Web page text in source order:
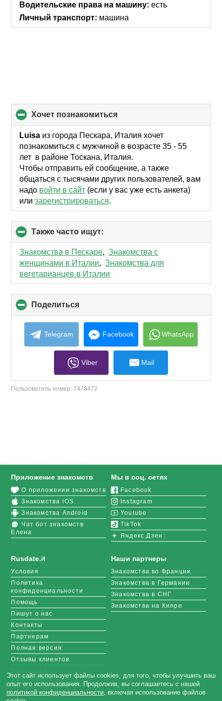
Водительские права на машину: есть
Личный транспорт: машина
хочет познакомиться
to
collapse
contents
Luisa из города Пескара, Италия хочет
познакомиться с мужчиной в возрасте 35 - 55
лет в районе Тоскана, Италия.
Чтобы отправить ей сообщение, а также
общаться с тысячами других пользователей, вам
надо войти в сайт (если у вас уже есть анкета)
илизарегистрироваться.
Также часто ищут:
to
collapse
contents
Знакомства в Пескаре,Знакомства с
женщинами в Италии,Знакомства для
вегетарианцев в Италии
Поделиться
to
collapse
contents
Telegram Facebook WhatsApp
Viber Mail
Пользователь номер:7478472
Rusdate.it
Условия
Политика
конфиденциальности
Помощь
Пишут о нас
Контакты
Партнерам
Полная версия
Отзывы клиентов
ограниченными
возможностями
Приложение знакомств
О приложении знакомств
Знакомства iOS
Знакомства Android
Чат бот знакомств
Елена
Мы в соц. сетях
Facebook
Instagram
Youtube
TikTok
Яндекс.Дзен
Наши партнеры
Знакомства во Франции
Знакомства в Германии
Знакомства в СНГ
Знакомства на Кипре
Этот сайт использует файлы cookies, для того, чтобы улучшить ваш
опыт его использования. Продолжив, вы соглашаетесь с нашей
политикой конфиденциальности, включая использование файлов